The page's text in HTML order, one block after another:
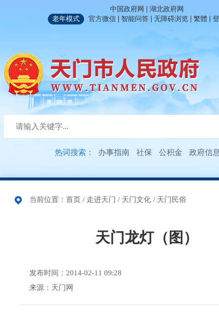
中国政府网 | 湖北政府网
老年模式
官方微信 | 智能问答 | 无障碍浏览 | 繁體 |
热词搜索： 办事指南 社保 公积金 政府信
当前位置： 首页 / 走进天门 / 天门文化 / 天门民俗
天门龙灯（图）
发布时间：2014-02-11 09:28
来源：天门网